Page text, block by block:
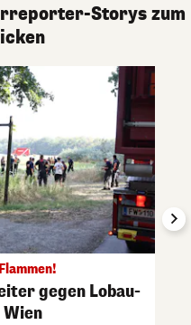
Storys zum
gegen Lobau-